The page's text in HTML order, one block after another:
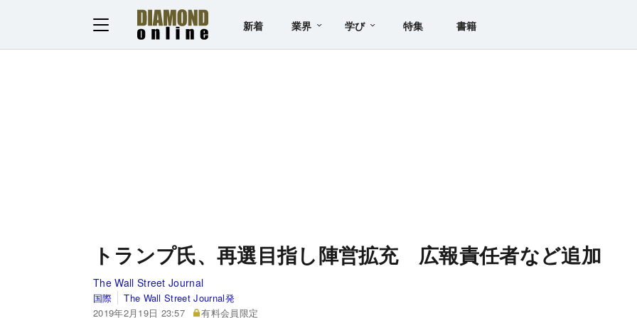
新着 業界 学び 特集 書籍
トランプ氏、再選目指し陣営拡充 広報責任者など追加
The Wall Street Journal
国際
The Wall Street Journal発
2019年2月19日 23:57
有料会員限定